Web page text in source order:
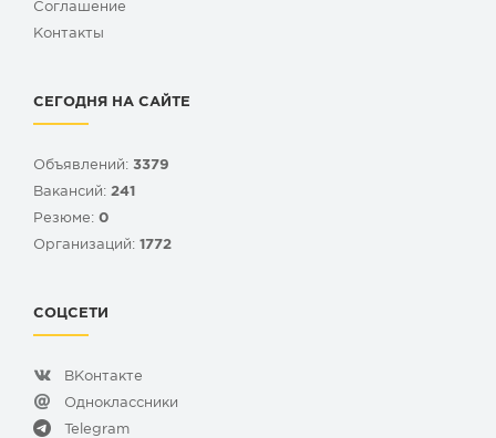
Cоглашение
Контакты
СЕГОДНЯ НА САЙТЕ
Объявлений: 3379
Вакансий: 241
Резюме: 0
Организаций: 1772
СОЦСЕТИ
ВКонтакте
Одноклассники
Telegram